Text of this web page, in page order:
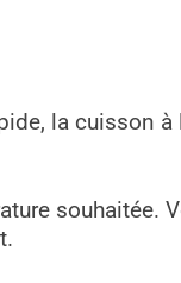
la cuisson
souhaitée.